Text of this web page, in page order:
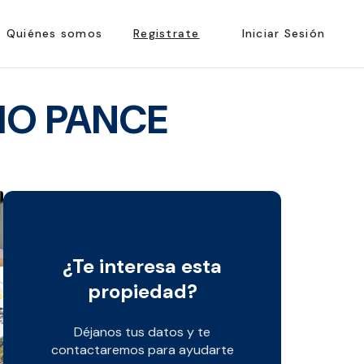
Quiénes somos Registrate Iniciar Sesión
PANCE
¿Te interesa esta
propiedad?
Déjanos tus datos y te
contactaremos para ayudarte